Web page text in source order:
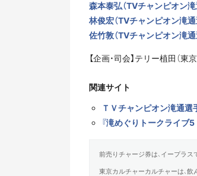
森本泰弘（TVチャンピオン
林俊宏（TVチャンピオン滝
佐竹敦（TVチャンピオン滝
【企画・司会】テリー植田（
関連サイト
ＴＶチャンピオン滝通
『滝めぐりトークライブ
前売りチャージ券は、イープラス
東京カルチャーカルチャーは、